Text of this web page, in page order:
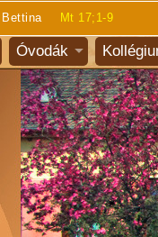
Mt 17;1-9
Óvodák